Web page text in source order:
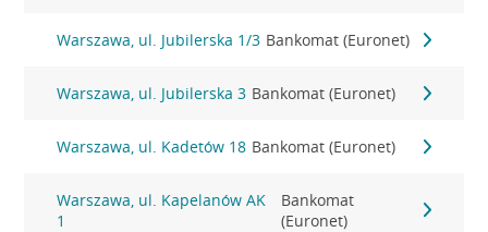
Warszawa, ul. Jubilerska 1/3 Bankomat (Euronet)
Warszawa, ul. Jubilerska 3 Bankomat (Euronet)
Warszawa, ul. Kadetów 18 Bankomat (Euronet)
Warszawa, ul. Kapelanów AK
1
Bankomat
(Euronet)